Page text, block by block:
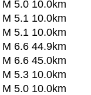
5.0 10.0km
5.1 10.0km
5.1 10.0km
6.6 44.9km
6.6 45.0km
5.3 10.0km
5.0 10.0km